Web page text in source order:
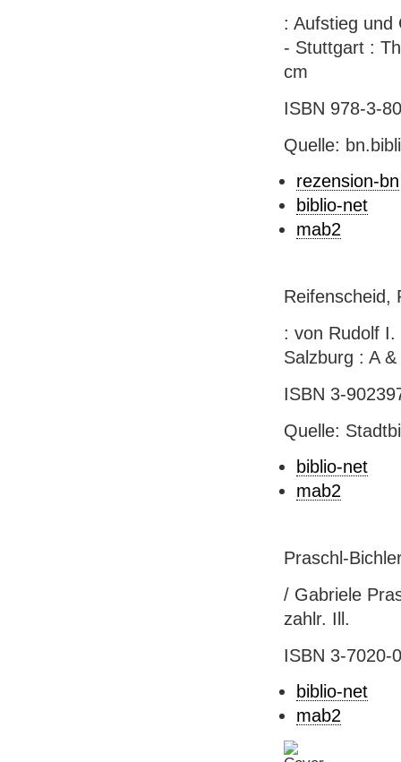
: Aufstieg und
- Stuttgart :
cm
ISBN 978-3-
Quelle:
rezension-bn
biblio-net
mab2
Reifenscheid,
: von Rudolf
Salzburg : A
ISBN 3-
Quelle:
biblio-net
mab2
Praschl-
/ Gabriele
zahlr. Ill.
ISBN 3-7020-
biblio-net
mab2